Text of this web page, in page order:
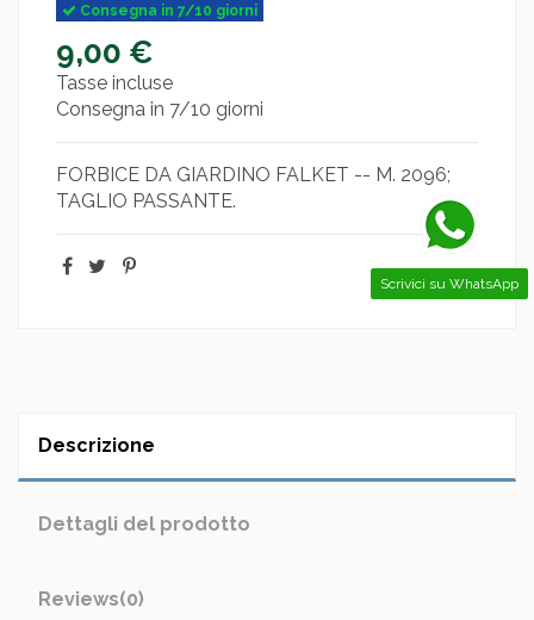
Consegna in 7/10 giorni
9,00 €
Tasse incluse
Consegna in 7/10 giorni
FORBICE DA GIARDINO FALKET -- M. 2096;
TAGLIO PASSANTE.
Descrizione
Dettagli del prodotto
Reviews(0)
Scrivici su WhatsApp